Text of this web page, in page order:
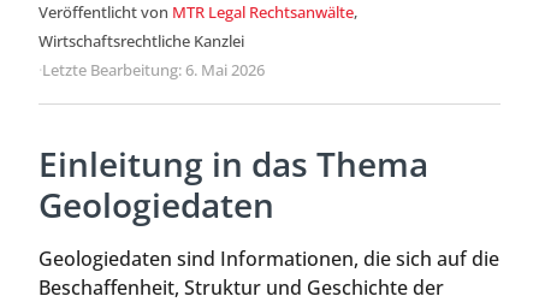
Veröffentlicht von MTR Legal Rechtsanwälte,
Wirtschaftsrechtliche Kanzlei
·Letzte Bearbeitung: 6. Mai 2026
Einleitung in das Thema
Geologiedaten
Geologiedaten sind Informationen, die sich auf die
Beschaffenheit, Struktur und Geschichte der